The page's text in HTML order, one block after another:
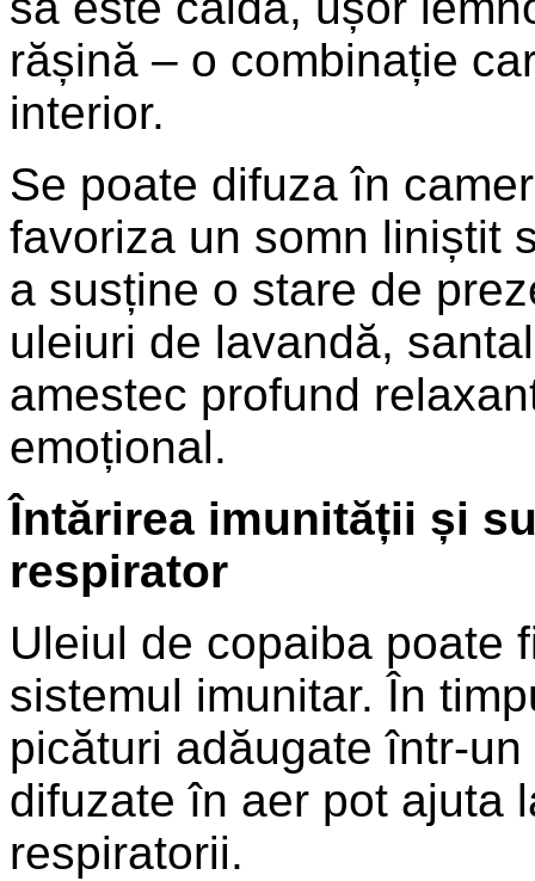
rășină – o combinație
interior.
Se poate difuza în
favoriza un somn liniștit
a susține o stare de
uleiuri de lavandă,
amestec profund
emoțional.
Întărirea imunității și
respirator
Uleiul de copaiba poate
sistemul imunitar. În
picături adăugate într-
difuzate în aer pot ajuta
respiratorii.